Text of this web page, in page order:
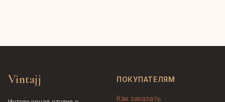
Vintajj ПОКУПАТЕЛЯМ
Как заказать